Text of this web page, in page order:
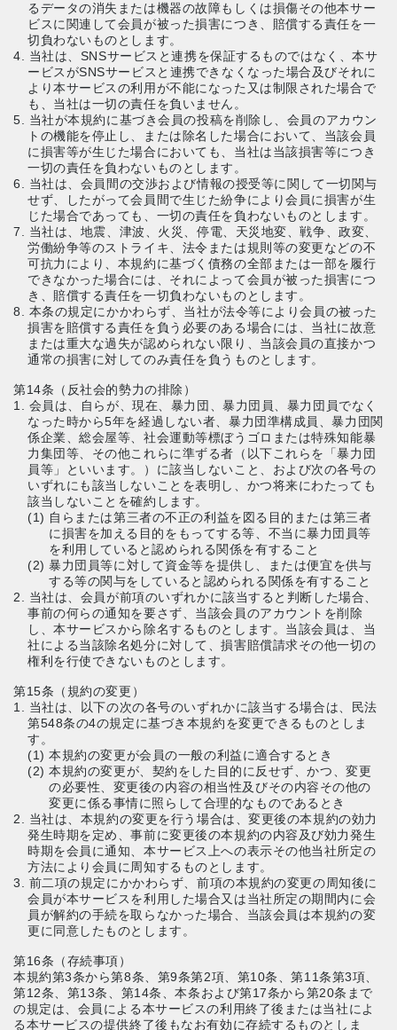
るデータの消失または機器の故障もしくは損傷その他本サー
ビスに関連して会員が被った損害につき、賠償する責任を一
切負わないものとします。
4. 当社は、SNSサービスと連携を保証するものではなく、本サ
ービスがSNSサービスと連携できなくなった場合及びそれに
より本サービスの利用が不能になった又は制限された場合で
も、当社は一切の責任を負いません。
5. 当社が本規約に基づき会員の投稿を削除し、会員のアカウン
トの機能を停止し、または除名した場合において、当該会員
に損害等が生じた場合においても、当社は当該損害等につき
一切の責任を負わないものとします。
6. 当社は、会員間の交渉および情報の授受等に関して一切関与
せず、したがって会員間で生じた紛争により会員に損害が生
じた場合であっても、一切の責任を負わないものとします。
7. 当社は、地震、津波、火災、停電、天災地変、戦争、政変、
労働紛争等のストライキ、法令または規則等の変更などの不
可抗力により、本規約に基づく債務の全部または一部を履行
できなかった場合には、それによって会員が被った損害につ
き、賠償する責任を一切負わないものとします。
8. 本条の規定にかかわらず、当社が法令等により会員の被った
損害を賠償する責任を負う必要のある場合には、当社に故意
または重大な過失が認められない限り、当該会員の直接かつ
通常の損害に対してのみ責任を負うものとします。
第14条（反社会的勢力の排除）
1. 会員は、自らが、現在、暴力団、暴力団員、暴力団員でなく
なった時から5年を経過しない者、暴力団準構成員、暴力団関
係企業、総会屋等、社会運動等標ぼうゴロまたは特殊知能暴
力集団等、その他これらに準ずる者（以下これらを「暴力団
員等」といいます。）に該当しないこと、および次の各号の
いずれにも該当しないことを表明し、かつ将来にわたっても
該当しないことを確約します。
(1) 自らまたは第三者の不正の利益を図る目的または第三者
に損害を加える目的をもってする等、不当に暴力団員等
を利用していると認められる関係を有すること
(2) 暴力団員等に対して資金等を提供し、または便宜を供与
する等の関与をしていると認められる関係を有すること
2. 当社は、会員が前項のいずれかに該当すると判断した場合、
事前の何らの通知を要さず、当該会員のアカウントを削除
し、本サービスから除名するものとします。当該会員は、当
社による当該除名処分に対して、損害賠償請求その他一切の
権利を行使できないものとします。
第15条（規約の変更）
1. 当社は、以下の次の各号のいずれかに該当する場合は、民法
第548条の4の規定に基づき本規約を変更できるものとしま
す。
(1) 本規約の変更が会員の一般の利益に適合するとき
(2) 本規約の変更が、契約をした目的に反せず、かつ、変更
の必要性、変更後の内容の相当性及びその内容その他の
変更に係る事情に照らして合理的なものであるとき
2. 当社は、本規約の変更を行う場合は、変更後の本規約の効力
発生時期を定め、事前に変更後の本規約の内容及び効力発生
時期を会員に通知、本サービス上への表示その他当社所定の
方法により会員に周知するものとします。
3. 前二項の規定にかかわらず、前項の本規約の変更の周知後に
会員が本サービスを利用した場合又は当社所定の期間内に会
員が解約の手続を取らなかった場合、当該会員は本規約の変
更に同意したものとします。
第16条（存続事項）
本規約第3条から第8条、第9条第2項、第10条、第11条第3項、
第12条、第13条、第14条、本条および第17条から第20条まで
の規定は、会員による本サービスの利用終了後または当社によ
る本サービスの提供終了後もなお有効に存続するものとしま